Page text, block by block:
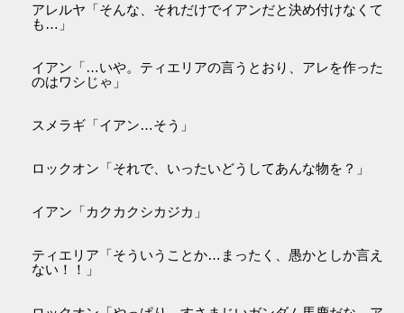
アレルヤ「そんな、それだけでイアンだと決め付けなくて
も…」
イアン「…いや。ティエリアの言うとおり、アレを作った
のはワシじゃ」
スメラギ「イアン…そう」
ロックオン「それで、いったいどうしてあんな物を？」
イアン「カクカクシカジカ」
ティエリア「そういうことか…まったく、愚かとしか言え
ない！！」